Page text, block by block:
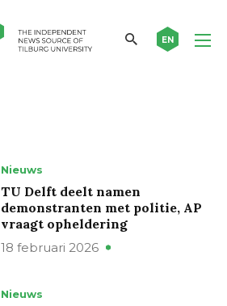
EN
Nieuws
TU Delft deelt namen
demonstranten met politie, AP
vraagt opheldering
18 februari 2026
Nieuws